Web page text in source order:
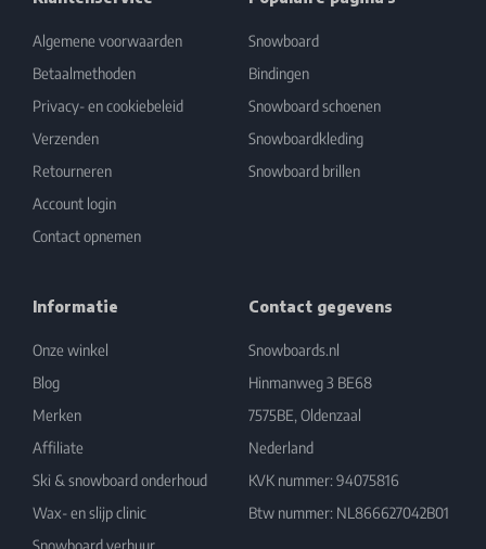
Algemene voorwaarden
Betaalmethoden
Privacy- en cookiebeleid
Verzenden
Retourneren
Account login
Contact opnemen
Snowboard
Bindingen
Snowboard schoenen
Snowboardkleding
Snowboard brillen
Informatie
Onze winkel
Blog
Merken
Affiliate
Ski & snowboard onderhoud
Wax- en slijp clinic
Snowboard verhuur
Contact gegevens
Snowboards.nl
Hinmanweg 3 BE68
7575BE, Oldenzaal
Nederland
KVK nummer: 94075816
Btw nummer: NL866627042B01